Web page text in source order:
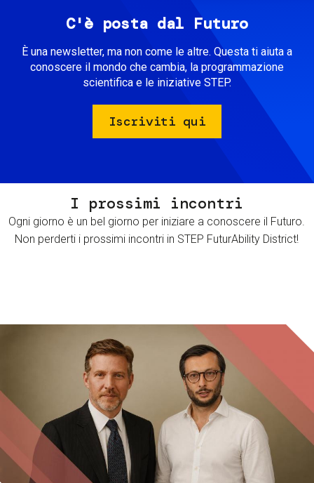
C'è posta dal Futuro
È una newsletter, ma non come le altre. Questa ti aiuta a
conoscere il mondo che cambia, la programmazione
scientifica e le iniziative STEP.
Iscriviti qui
I prossimi incontri
Ogni giorno è un bel giorno per iniziare a conoscere il Futuro.
Non perderti i prossimi incontri in STEP FuturAbility District!